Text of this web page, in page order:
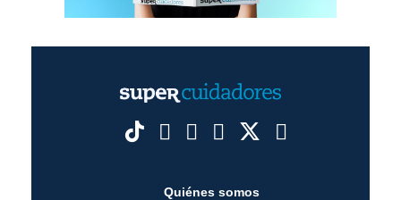
Quiénes somos